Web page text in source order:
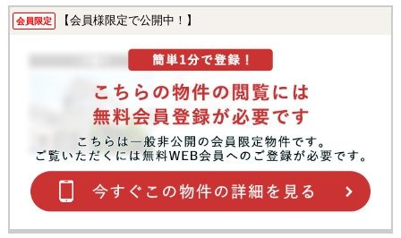
会員限定 【会員様限定で公開中！】